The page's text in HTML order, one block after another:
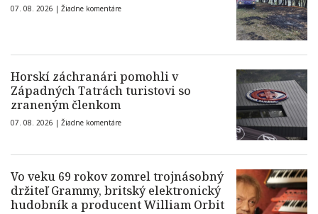
07. 08. 2026 | Žiadne komentáre
Horskí záchranári pomohli v
Západných Tatrách turistovi so
zraneným členkom
07. 08. 2026 | Žiadne komentáre
Vo veku 69 rokov zomrel trojnásobný
držiteľ Grammy, britský elektronický
hudobník a producent William Orbit